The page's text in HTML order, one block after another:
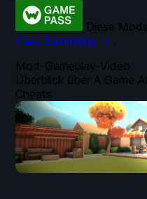
Mod-Gameplay-Video
Überblick über A Game
Cheats
Diese
Pass Sammlung → .